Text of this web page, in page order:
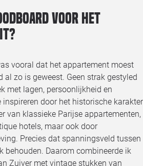
voor het
vooral dat het appartement moest
al zo is geweest. Geen strak gestyled
met lagen, persoonlijkheid en
door het historische karakter
van klassieke Parijse appartementen,
hotels, maar ook door
Precies dat spanningsveld tussen
behouden. Daarom combineerde ik
Zuiver met vintage stukken van